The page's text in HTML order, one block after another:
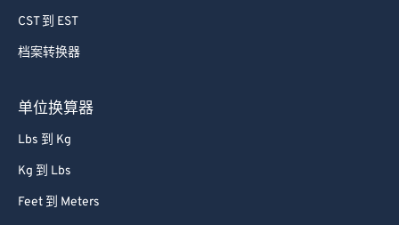
CST 到 EST
档案转换器
单位换算器
Lbs 到 Kg
Kg 到 Lbs
Feet 到 Meters